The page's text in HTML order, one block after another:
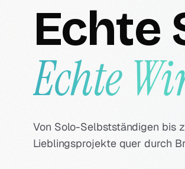
Echte
Echte
Von Solo-Selbstständigen bis
Lieblingsprojekte quer durch